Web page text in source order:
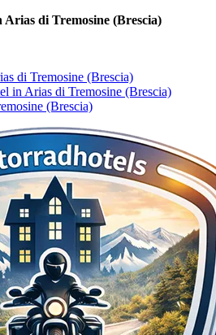
di Tremosine (Brescia)
di Tremosine (Brescia)
in Arias di Tremosine (Brescia)
(Brescia)